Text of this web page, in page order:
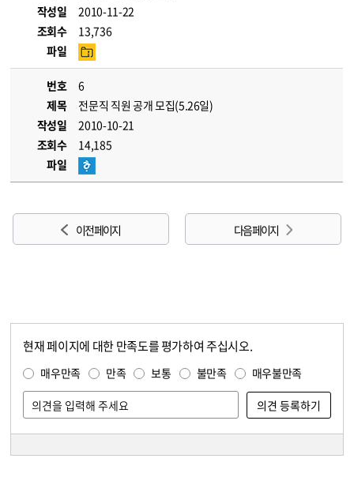
작성일
2010-11-22
조회수
13,736
파일
번호
6
제목
전문직 직원 공개 모집(5.26일)
작성일
2010-10-21
조회수
14,185
파일
이전 페이지 다음 페이지
현재 페이지에 대한 만족도를 평가하여 주십시오.
매우만족 만족 보통 불만족 매우불만족